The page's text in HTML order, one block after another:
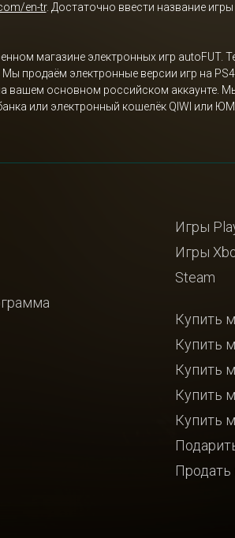
en-tr. Достаточно ввести название
магазине электронных игр autoFUT.
продаём электронные версии игр на
вашем основном российском аккаунте.
или электронный кошелёк QIWI или
Игры
Игры
Steam
Купить
Купить
Купить
Купить
Купить